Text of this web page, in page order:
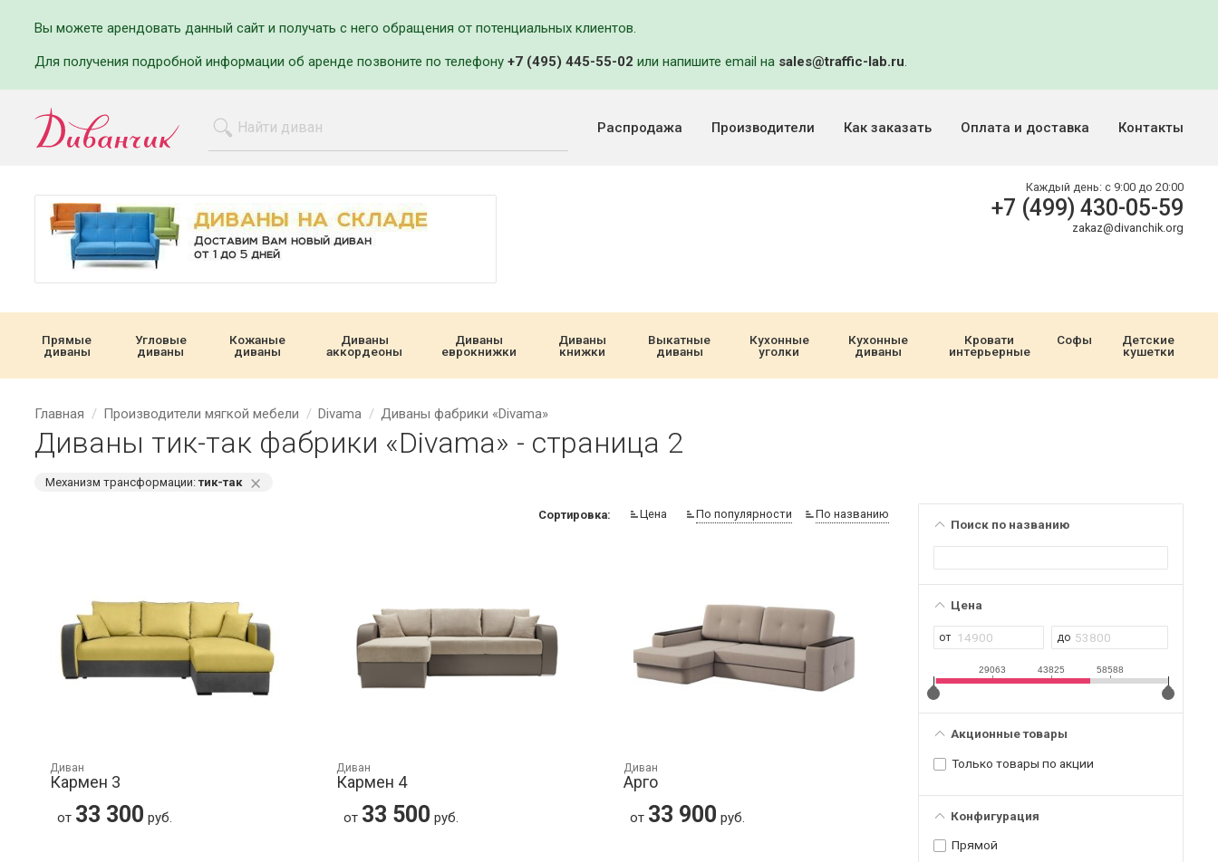
Вы можете арендовать данный сайт и получать с него обращения от потенциальных клиентов.
Для получения подробной информации об аренде позвоните по телефону +7 (495) 445-55-02 или напишите email на sales@traffic-lab.ru.
Распродажа Производители Как заказать Оплата и доставка Контакты
Каждый день: с 9:00 до 20:00
+7 (499) 430-05-59
zakaz@divanchik.org
Прямые
диваны
Угловые
диваны
Кожаные
диваны
Диваны
аккордеоны
Диваны
еврокнижки
Диваны
книжки
Выкатные
диваны
Кухонные
уголки
Кухонные
диваны
Кровати
интерьерные
Софы
Детские
кушетки
Главная Производители мягкой мебели Divama Диваны фабрики «Divama»
Диваны тик-так фабрики «Divama» - страница 2
Поиск по названию
Цена
29063 43825 58588
Акционные товары
Только товары по акции
Конфигурация
Прямой
Механизм трансформации:тик-так ⨯
Сортировка: Цена По популярности По названию
Диван
Кармен 3
от 33 300 руб.
Диван
Кармен 4
от 33 500 руб.
Диван
Арго
от 33 900 руб.